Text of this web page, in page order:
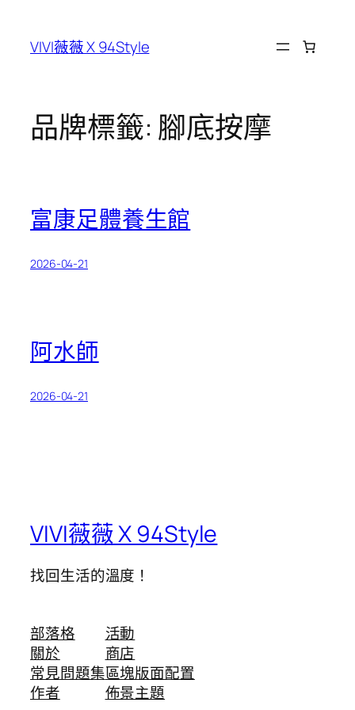
VIVI薇薇 X 94Style
品牌標籤: 腳底按摩
富康足體養生館
2026-04-21
阿水師
2026-04-21
VIVI薇薇 X 94Style
找回生活的溫度！
部落格
關於
常見問題集
作者
活動
商店
區塊版面配置
佈景主題